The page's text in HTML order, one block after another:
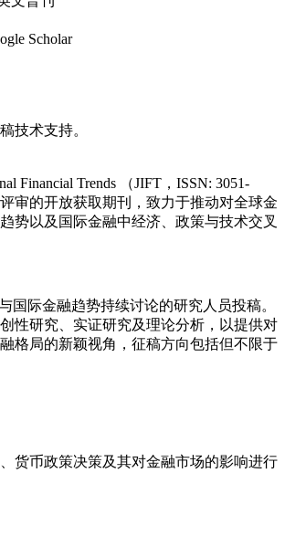
Scholar
技术支持。
Financial Trends （JIFT，ISSN: 3051-
审的开放获取期刊，致力于推动对全球金
势以及国际金融中经济、政策与技术交叉
国际金融趋势持续讨论的研究人员投稿。
性研究、实证研究及理论分析，以提供对
格局的新颖视角，征稿方向包括但不限于
货币政策决策及其对金融市场的影响进行